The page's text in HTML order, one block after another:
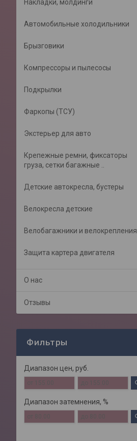
Накладки, молдинги
Автомобильные холодильники
Брызговики
Компрессоры и пылесосы
Подкрылки
Фаркопы (ТСУ)
Экстерьер для авто
Крепежные ремни, фиксаторы
груза, сетки багажные ..
Детские автокресла, бустеры
Велокресла детские
Велобагажники и велокрепления
Защита картера двигателя
О нас
Отзывы
Фильтры
Диапазон цен, руб.
Диапазон затемнения, %